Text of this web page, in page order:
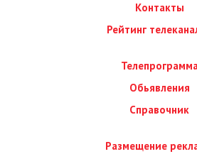
Контакты
Рейтинг
Обьявления
Справочник
Размещение